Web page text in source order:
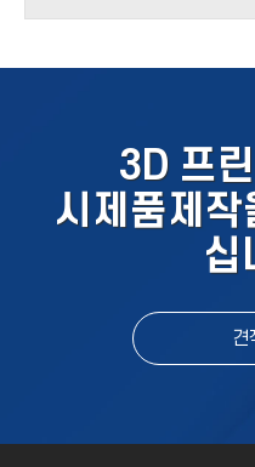
3D 프
시제품제작
십
견